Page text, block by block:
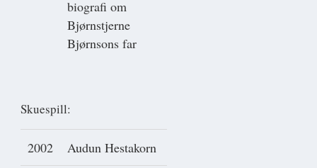
biografi om
Bjørnstjerne
Bjørnsons far
Skuespill:
2002 Audun Hestakorn